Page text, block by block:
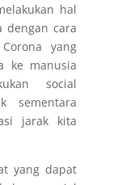
hal
dengan cara
yang
ke manusia
social
sementara
jarak kita
yang dapat